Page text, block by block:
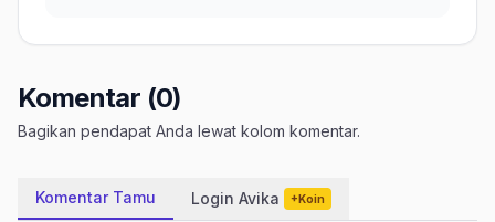
Komentar (0)
Bagikan pendapat Anda lewat kolom komentar.
Komentar Tamu Login Avika +Koin